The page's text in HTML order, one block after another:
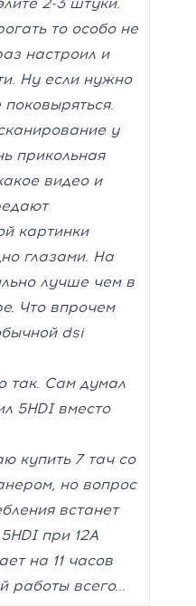
то особо не
настроил и
Ну если нужно
поковыряться.
у
прикольная
видео и
картинки
глазами. На
лучше чем в
Что впрочем
dsi
так. Сам думал
5HDI вместо
купить 7 тач со
но вопрос
встанет
при 12А
на 11 часов
работы всего...